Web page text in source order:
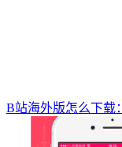
B站海外版怎么下载